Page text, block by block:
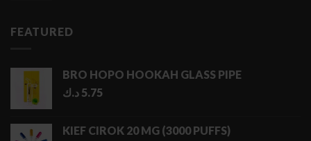
FEATURED
BRO HOPO HOOKAH GLASS PIPE
5.75 د.ك
KIEF CIROK 20 MG (3000 PUFFS)